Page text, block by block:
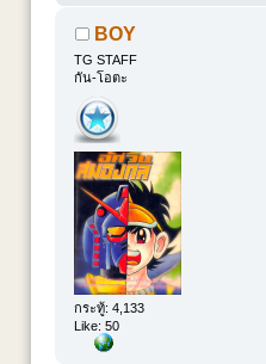
BOY
TG STAFF
กัน-โอตะ
กระทู้: 4,133
Like: 50